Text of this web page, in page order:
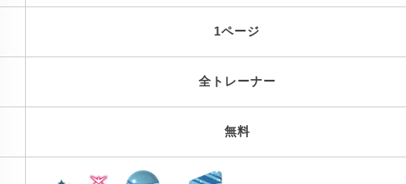
1ページ
全トレーナー
無料